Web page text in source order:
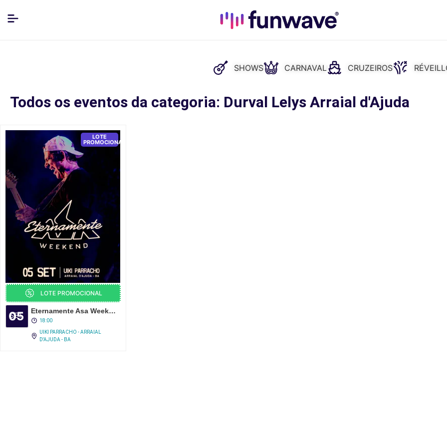
SHOWS CARNAVAL CRUZEIROS
Todos os eventos da categoria: Durval Lelys Arraial d'Ajuda
LOTE
PROMOCIONAL
LOTE PROMOCIONAL
05
SET Eternamente Asa Weekend – UIKI Parracho
18:00
UIKI PARRACHO - ARRAIAL
D'AJUDA - BA